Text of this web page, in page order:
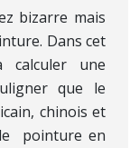
bizarre mais
Dans cet
calculer une
que le
chinois et
pointure en